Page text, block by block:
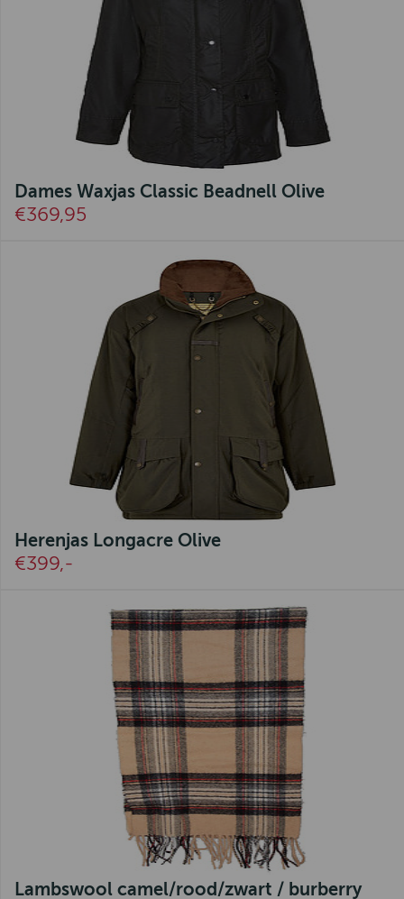
Dames Waxjas Classic Beadnell Olive
€369,95
Herenjas Longacre Olive
€399,-
Lambswool camel/rood/zwart / burberry